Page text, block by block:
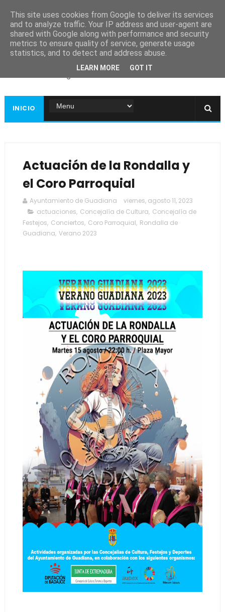
Ayuntamiento de
Guadiana
INICIO
Actuación de la Rondalla y
el Coro Parroquial
Ayuntamiento de Guadiana
viernes, agosto 11, 2023
actuaciones, Concejalía de Cultura, Concejalía de
Festejos, Conciertos, Coro Parroquial, Rondalla de
Guadiana, Verano 2023
This site uses cookies from Google to deliver its services
and to analyze traffic. Your IP address and user-agent are
shared with Google along with performance and security
metrics to ensure quality of service, generate usage
statistics, and to detect and address abuse.
LEARN MORE GOT IT